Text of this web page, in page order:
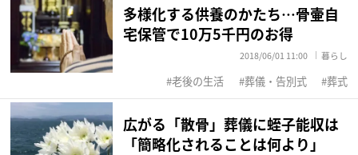
多様化する供養のかたち…骨壷自
宅保管で10万5千円のお得
2018/06/01 11:00 暮らし
老後の生活 葬儀・告別式 葬式
広がる「散骨」葬儀に蛭子能収は
「簡略化されることは何より」